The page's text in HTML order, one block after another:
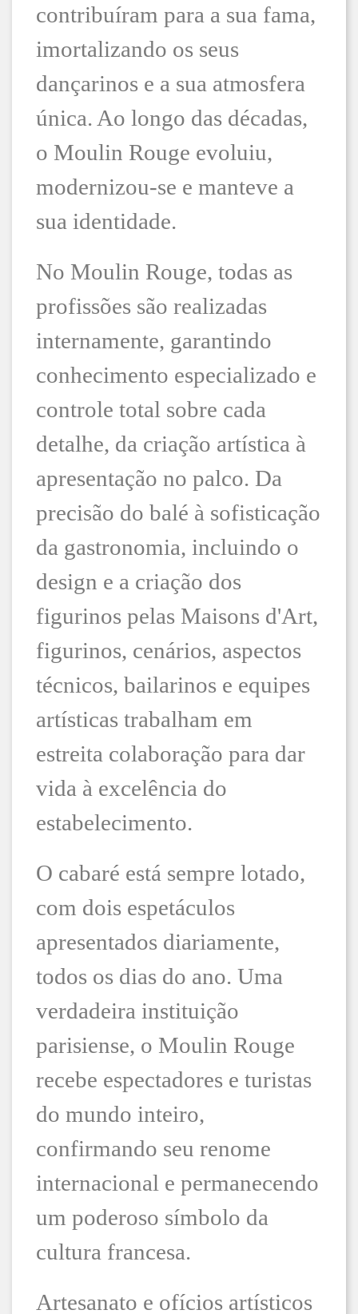
contribuíram para a sua fama,
imortalizando os seus
dançarinos e a sua atmosfera
única. Ao longo das décadas,
o Moulin Rouge evoluiu,
modernizou-se e manteve a
sua identidade.
No Moulin Rouge, todas as
profissões são realizadas
internamente, garantindo
conhecimento especializado e
controle total sobre cada
detalhe, da criação artística à
apresentação no palco. Da
precisão do balé à sofisticação
da gastronomia, incluindo o
design e a criação dos
figurinos pelas Maisons d'Art,
figurinos, cenários, aspectos
técnicos, bailarinos e equipes
artísticas trabalham em
estreita colaboração para dar
vida à excelência do
estabelecimento.
O cabaré está sempre lotado,
com dois espetáculos
apresentados diariamente,
todos os dias do ano. Uma
verdadeira instituição
parisiense, o Moulin Rouge
recebe espectadores e turistas
do mundo inteiro,
confirmando seu renome
internacional e permanecendo
um poderoso símbolo da
cultura francesa.
Artesanato e ofícios artísticos